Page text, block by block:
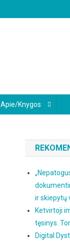
Apie/knygos
ir skiepytų
Ketvirtoji
tęsinys.
Digital